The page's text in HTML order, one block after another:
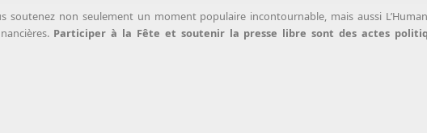
soutenez non seulement un moment populaire incontournable, mais aussi
Participer à la Fête et soutenir la presse libre sont des actes